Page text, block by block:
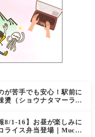
が苦手でも安心！駅前に
燙（ショウナタマーラー
8/1-16】お昼が楽しみに
ライス弁当登場｜Mucha